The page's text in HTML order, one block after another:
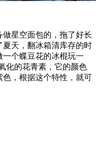
星空面包的，拖了好长
天，翻冰箱清库存的时
个蝶豆花的冰棍玩一
化的花青素，它的颜色
，根据这个特性，就可